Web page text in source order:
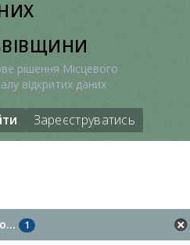
рішення Місцевого
відкритих даних
Зареєструватись
1